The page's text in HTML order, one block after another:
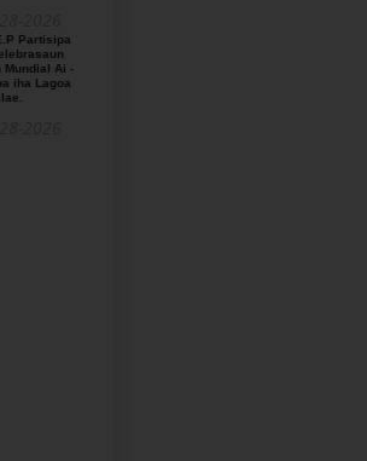
Partisipa
Mundial Ai -
iha Lagoa